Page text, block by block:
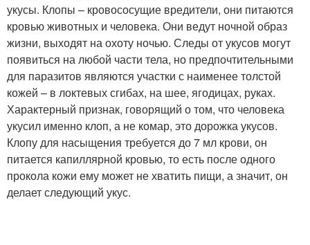
укусы. Клопы – кровососущие вредители, они питаются
кровью животных и человека. Они ведут ночной образ
жизни, выходят на охоту ночью. Следы от укусов могут
появиться на любой части тела, но предпочтительными
для паразитов являются участки с наименее толстой
кожей – в локтевых сгибах, на шее, ягодицах, руках.
Характерный признак, говорящий о том, что человека
укусил именно клоп, а не комар, это дорожка укусов.
Клопу для насыщения требуется до 7 мл крови, он
питается капиллярной кровью, то есть после одного
прокола кожи ему может не хватить пищи, а значит, он
делает следующий укус.